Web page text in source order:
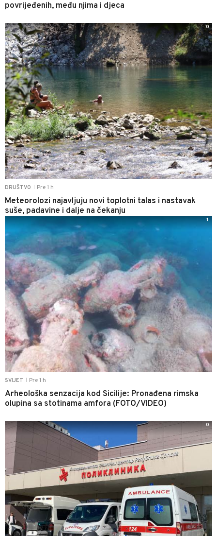
povrijeđenih, među njima i djeca
DRUŠTVO Pre 1 h
Meteorolozi najavljuju novi toplotni talas i nastavak
suše, padavine i dalje na čekanju
0
SVIJET Pre 1 h
Arheološka senzacija kod Sicilije: Pronađena rimska
olupina sa stotinama amfora (FOTO/VIDEO)
1
0